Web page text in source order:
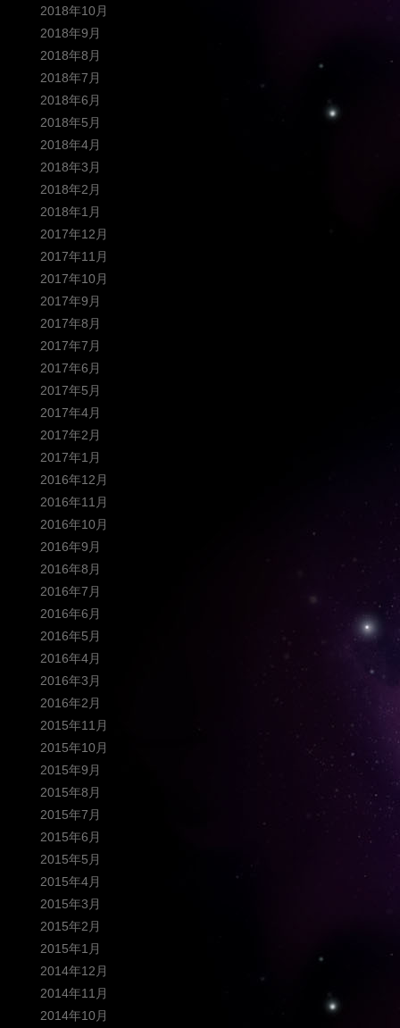
2018年10月
2018年9月
2018年8月
2018年7月
2018年6月
2018年5月
2018年4月
2018年3月
2018年2月
2018年1月
2017年12月
2017年11月
2017年10月
2017年9月
2017年8月
2017年7月
2017年6月
2017年5月
2017年4月
2017年2月
2017年1月
2016年12月
2016年11月
2016年10月
2016年9月
2016年8月
2016年7月
2016年6月
2016年5月
2016年4月
2016年3月
2016年2月
2015年11月
2015年10月
2015年9月
2015年8月
2015年7月
2015年6月
2015年5月
2015年4月
2015年3月
2015年2月
2015年1月
2014年12月
2014年11月
2014年10月